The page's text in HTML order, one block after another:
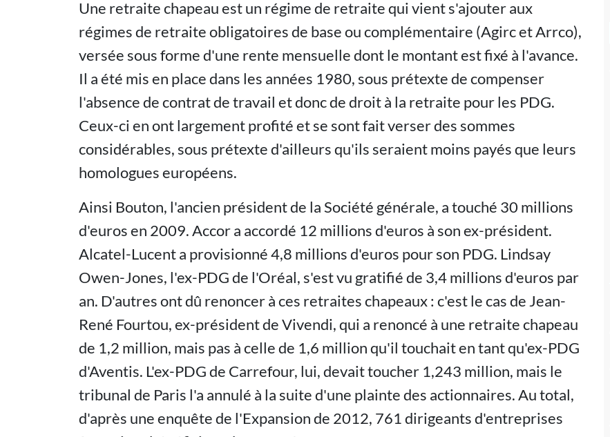
Une retraite chapeau est un régime de retraite qui vient s'ajouter aux
régimes de retraite obligatoires de base ou complémentaire (Agirc et Arrco),
versée sous forme d'une rente mensuelle dont le montant est fixé à l'avance.
Il a été mis en place dans les années 1980, sous prétexte de compenser
l'absence de contrat de travail et donc de droit à la retraite pour les PDG.
Ceux-ci en ont largement profité et se sont fait verser des sommes
considérables, sous prétexte d'ailleurs qu'ils seraient moins payés que leurs
homologues européens.
Ainsi Bouton, l'ancien président de la Société générale, a touché 30 millions
d'euros en 2009. Accor a accordé 12 millions d'euros à son ex-président.
Alcatel-Lucent a provisionné 4,8 millions d'euros pour son PDG. Lindsay
Owen-Jones, l'ex-PDG de l'Oréal, s'est vu gratifié de 3,4 millions d'euros par
an. D'autres ont dû renoncer à ces retraites chapeaux : c'est le cas de Jean-
René Fourtou, ex-président de Vivendi, qui a renoncé à une retraite chapeau
de 1,2 million, mais pas à celle de 1,6 million qu'il touchait en tant qu'ex-PDG
d'Aventis. L'ex-PDG de Carrefour, lui, devait toucher 1,243 million, mais le
tribunal de Paris l'a annulé à la suite d'une plainte des actionnaires. Au total,
d'après une enquête de l'Expansion de 2012, 761 dirigeants d'entreprises